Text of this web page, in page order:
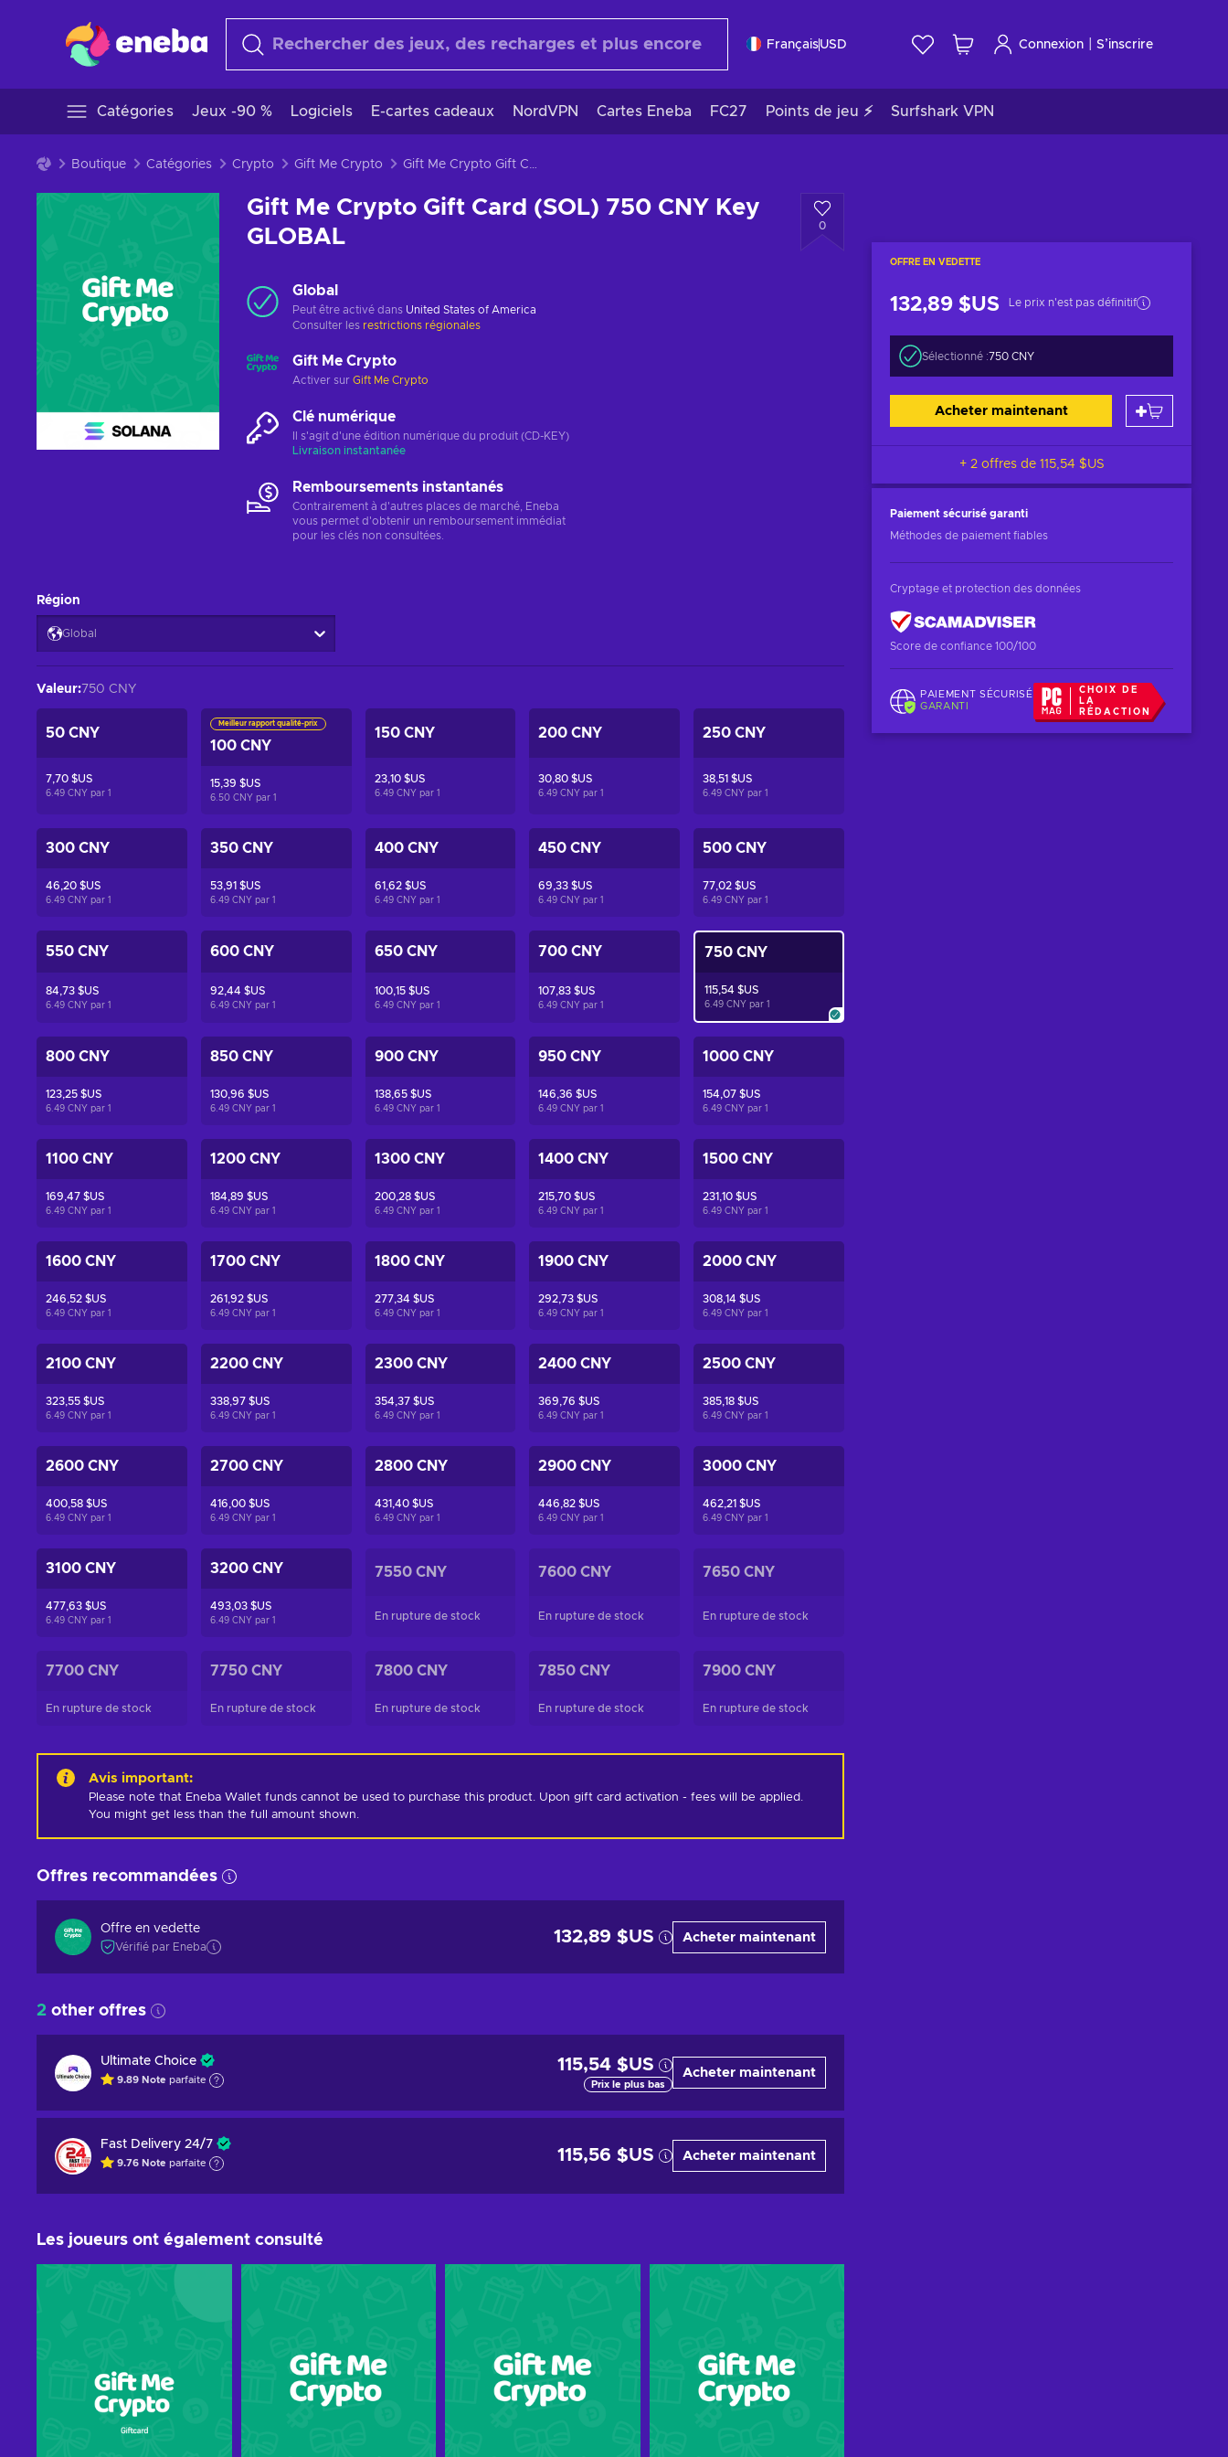
FrançaisUSD Connexion S’inscrire
Catégories Jeux -90 % Logiciels E-cartes cadeaux NordVPN Cartes Eneba FC27 Points de jeu ⚡ Surfshark VPN
Boutique Catégories Crypto Gift Me Crypto Gift Me Crypto Gift Card (SOL) 750 CNY Key GLOBAL
Gift Me Crypto Gift Card (SOL) 750 CNY Key
GLOBAL
0
OFFRE EN VEDETTE
132,89 $US Le prix n'est pas définitif
Sélectionné :750 CNY
Acheter maintenant
+ 2 offres de 115,54 $US
Paiement sécurisé garanti
Méthodes de paiement fiables
Cryptage et protection des données
Score de confiance 100/100
PAIEMENT SÉCURISÉ
GARANTI
CHOIX DE
LA
RÉDACTION
Global
Peut être activé dans United States of America
Consulter les restrictions régionales
Gift Me Crypto
Activer sur Gift Me Crypto
Clé numérique
Il s'agit d'une édition numérique du produit (CD-KEY)
Livraison instantanée
Remboursements instantanés
Contrairement à d'autres places de marché, Eneba
vous permet d'obtenir un remboursement immédiat
pour les clés non consultées.
Région
Global
Valeur:750 CNY
50 CNY
7,70 $US
6.49 CNY par 1
Meilleur rapport qualité-prix
100 CNY
15,39 $US
6.50 CNY par 1
150 CNY
23,10 $US
6.49 CNY par 1
200 CNY
30,80 $US
6.49 CNY par1
250 CNY
38,51 $US
6.49 CNY par1
300 CNY
46,20 $US
6.49 CNY par 1
350 CNY
53,91 $US
6.49 CNY par 1
400 CNY
61,62 $US
6.49 CNY par 1
450 CNY
69,33 $US
6.49 CNY par1
500 CNY
77,02 $US
6.49 CNY par1
550 CNY
84,73 $US
6.49 CNY par 1
600 CNY
92,44 $US
6.49 CNY par 1
650 CNY
100,15 $US
6.49 CNY par 1
700 CNY
107,83 $US
6.49 CNY par1
750 CNY
115,54 $US
6.49 CNY par1
800 CNY
123,25 $US
6.49 CNY par 1
850 CNY
130,96 $US
6.49 CNY par 1
900 CNY
138,65 $US
6.49 CNY par 1
950 CNY
146,36 $US
6.49 CNY par1
1000 CNY
154,07 $US
6.49 CNY par1
1100 CNY
169,47 $US
6.49 CNY par 1
1200 CNY
184,89 $US
6.49 CNY par 1
1300 CNY
200,28 $US
6.49 CNY par 1
1400 CNY
215,70 $US
6.49 CNY par1
1500 CNY
231,10 $US
6.49 CNY par1
1600 CNY
246,52 $US
6.49 CNY par 1
1700 CNY
261,92 $US
6.49 CNY par 1
1800 CNY
277,34 $US
6.49 CNY par 1
1900 CNY
292,73 $US
6.49 CNY par1
2000 CNY
308,14 $US
6.49 CNY par1
2100 CNY
323,55 $US
6.49 CNY par 1
2200 CNY
338,97 $US
6.49 CNY par 1
2300 CNY
354,37 $US
6.49 CNY par 1
2400 CNY
369,76 $US
6.49 CNY par1
2500 CNY
385,18 $US
6.49 CNY par1
2600 CNY
400,58 $US
6.49 CNY par 1
2700 CNY
416,00 $US
6.49 CNY par 1
2800 CNY
431,40 $US
6.49 CNY par 1
2900 CNY
446,82 $US
6.49 CNY par1
3000 CNY
462,21 $US
6.49 CNY par1
3100 CNY
477,63 $US
6.49 CNY par 1
3200 CNY
493,03 $US
6.49 CNY par 1
7550 CNY
En rupture de stock
7600 CNY
En rupture de stock
7650 CNY
En rupture de stock
7700 CNY
En rupture de stock
7750 CNY
En rupture de stock
7800 CNY
En rupture de stock
7850 CNY
En rupture de stock
7900 CNY
En rupture de stock
Avis important:
Please note that Eneba Wallet funds cannot be used to purchase this product. Upon gift card activation - fees will be applied.
You might get less than the full amount shown.
Offres recommandées
Offre en vedette
Vérifié par Eneba
132,89 $US Acheter maintenant
2 other offres
Ultimate Choice
9.89 Note parfaite
115,54 $US
Prix le plus bas
Acheter maintenant
Fast Delivery 24/7
9.76 Note parfaite 115,56 $US Acheter maintenant
Les joueurs ont également consulté